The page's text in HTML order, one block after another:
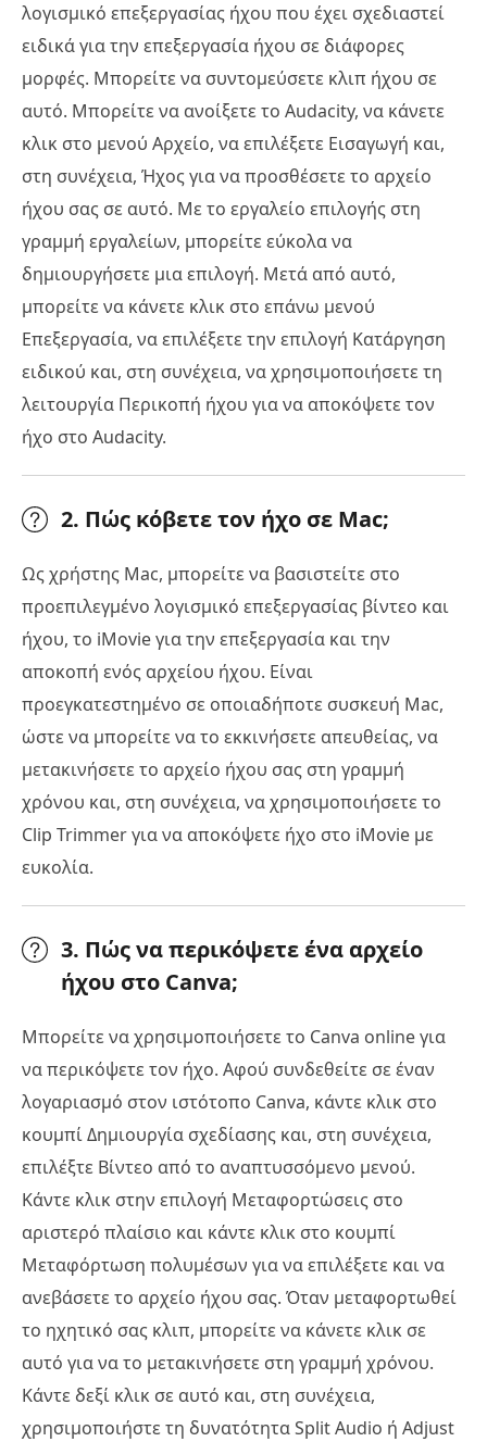
λογισμικό επεξεργασίας ήχου που έχει σχεδιαστεί
ειδικά για την επεξεργασία ήχου σε διάφορες
μορφές. Μπορείτε να συντομεύσετε κλιπ ήχου σε
αυτό. Μπορείτε να ανοίξετε το Audacity, να κάνετε
κλικ στο μενού Αρχείο, να επιλέξετε Εισαγωγή και,
στη συνέχεια, Ήχος για να προσθέσετε το αρχείο
ήχου σας σε αυτό. Με το εργαλείο επιλογής στη
γραμμή εργαλείων, μπορείτε εύκολα να
δημιουργήσετε μια επιλογή. Μετά από αυτό,
μπορείτε να κάνετε κλικ στο επάνω μενού
Επεξεργασία, να επιλέξετε την επιλογή Κατάργηση
ειδικού και, στη συνέχεια, να χρησιμοποιήσετε τη
λειτουργία Περικοπή ήχου για να αποκόψετε τον
ήχο στο Audacity.
2. Πώς κόβετε τον ήχο σε Mac;
Ως χρήστης Mac, μπορείτε να βασιστείτε στο
προεπιλεγμένο λογισμικό επεξεργασίας βίντεο και
ήχου, το iMovie για την επεξεργασία και την
αποκοπή ενός αρχείου ήχου. Είναι
προεγκατεστημένο σε οποιαδήποτε συσκευή Mac,
ώστε να μπορείτε να το εκκινήσετε απευθείας, να
μετακινήσετε το αρχείο ήχου σας στη γραμμή
χρόνου και, στη συνέχεια, να χρησιμοποιήσετε το
Clip Trimmer για να αποκόψετε ήχο στο iMovie με
ευκολία.
3. Πώς να περικόψετε ένα αρχείο
ήχου στο Canva;
Μπορείτε να χρησιμοποιήσετε το Canva online για
να περικόψετε τον ήχο. Αφού συνδεθείτε σε έναν
λογαριασμό στον ιστότοπο Canva, κάντε κλικ στο
κουμπί Δημιουργία σχεδίασης και, στη συνέχεια,
επιλέξτε Βίντεο από το αναπτυσσόμενο μενού.
Κάντε κλικ στην επιλογή Μεταφορτώσεις στο
αριστερό πλαίσιο και κάντε κλικ στο κουμπί
Μεταφόρτωση πολυμέσων για να επιλέξετε και να
ανεβάσετε το αρχείο ήχου σας. Όταν μεταφορτωθεί
το ηχητικό σας κλιπ, μπορείτε να κάνετε κλικ σε
αυτό για να το μετακινήσετε στη γραμμή χρόνου.
Κάντε δεξί κλικ σε αυτό και, στη συνέχεια,
χρησιμοποιήστε τη δυνατότητα Split Audio ή Adjust